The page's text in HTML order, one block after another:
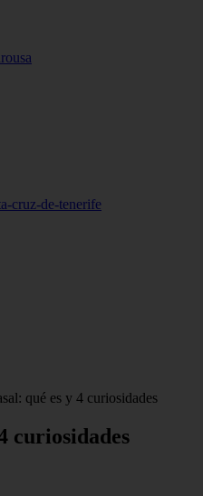
cruz-de-tenerife
qué es y 4 curiosidades
curiosidades